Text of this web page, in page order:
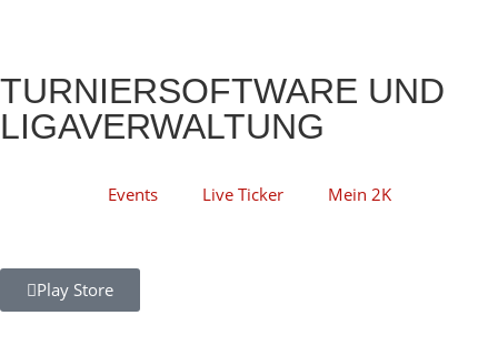
TURNIERSOFTWARE UND
LIGAVERWALTUNG
Events Live Ticker Mein 2K
Play Store